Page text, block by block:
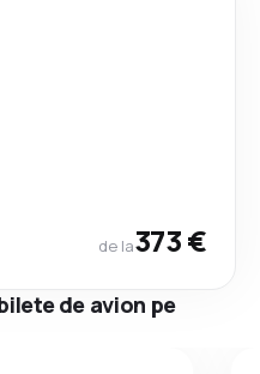
de la373 €
de avion pe